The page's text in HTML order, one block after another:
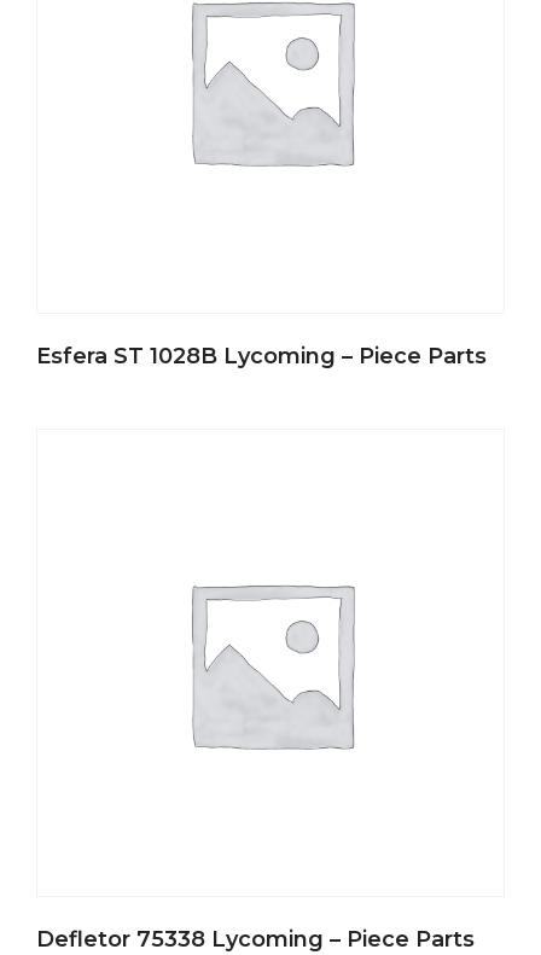
Esfera ST 1028B Lycoming – Piece Parts
Defletor 75338 Lycoming – Piece Parts